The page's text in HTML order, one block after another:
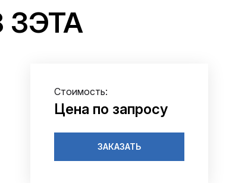
ЗЭТА
Стоимость:
Цена по запросу
ЗАКАЗАТЬ